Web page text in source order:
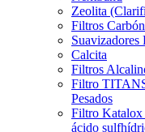
Zeolita
Filtros
Suavizadores
Calcita
Filtros
Filtro
Pesados
Filtro Katalox
ácido